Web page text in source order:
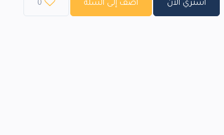
اشتري الآن أضف إلى السلة 0